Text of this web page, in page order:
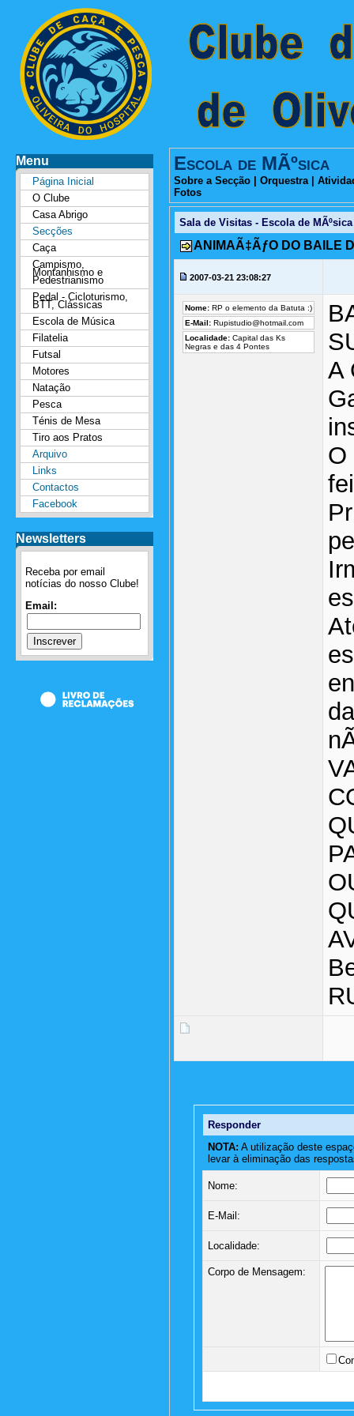
Menu
Página Inicial
O Clube
Casa Abrigo
Secções
Caça
Campismo,
Montanhismo e
Pedestrianismo
Pedal - Cicloturismo,
BTT, Clássicas
Escola de Música
Filatelia
Futsal
Motores
Natação
Pesca
Ténis de Mesa
Tiro aos Pratos
Arquivo
Links
Contactos
Facebook
Newsletters
Receba por email
notícias do nosso Clube!
Email:
Escola de MÃºsica
Sobre a Secção Orquestra|
Fotos
Sala de Visitas - Escola de MÃºsica
ANIMAÃ‡ÃƒO DO BAILE
2007-03-21 23:08:27
Nome: RP o elemento da Batuta :)
E-Mail: Rupistudio@hotmail.com
Localidade: Capital das Ks
Negras e das 4 Pontes
A
O
Responder
NOTA: A utilização deste
levar à eliminação das
Nome:
E-Mail:
Localidade:
Corpo de Mensagem: